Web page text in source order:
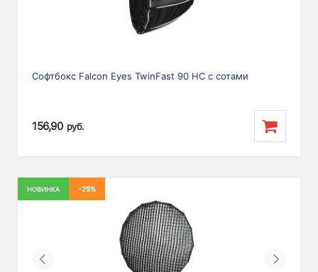
Софтбокс Falcon Eyes TwinFast 90 HC с сотами
156,90 руб.
НОВИНКА -29%
Previous Next